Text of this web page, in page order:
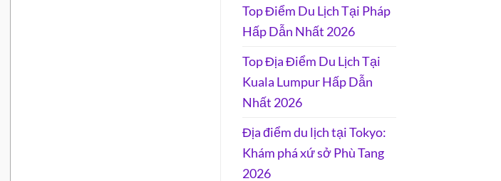
Top Điểm Du Lịch Tại Pháp
Hấp Dẫn Nhất 2026
Top Địa Điểm Du Lịch Tại
Kuala Lumpur Hấp Dẫn
Nhất 2026
Địa điểm du lịch tại Tokyo:
Khám phá xứ sở Phù Tang
2026